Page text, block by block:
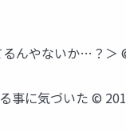
んやないか…？＞
事に気づいた ©